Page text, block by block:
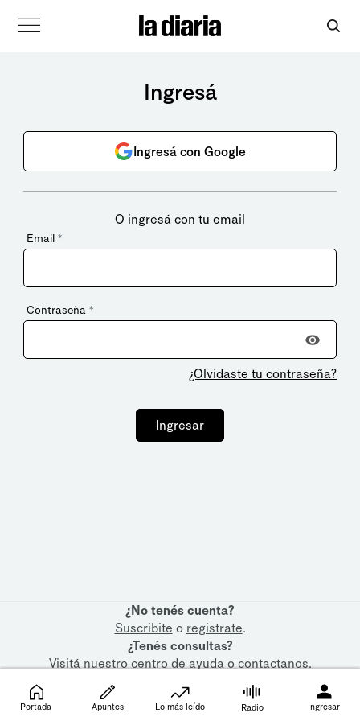
Ingresá
Ingresá con Google
O ingresá con tu email
Email *
Contraseña *
¿Olvidaste tu contraseña?
Ingresar
¿No tenés cuenta?
Suscribite o registrate.
¿Tenés consultas?
Visitá nuestrocentro de ayudaocontactanos.
Portada Apuntes Lo más leído Radio Ingresar